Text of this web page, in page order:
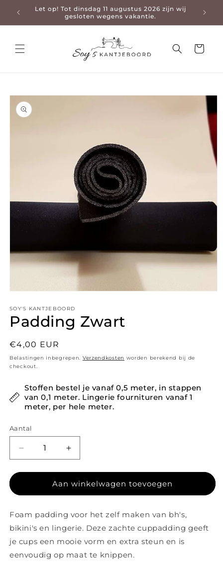
naar de content
Let op! Tot dinsdag 11 augustus 2026 zijn wij
gesloten wegens vakantie.
3-4
productinformatie
SOY'S KANTJEBOORD
Padding Zwart
Normale prijs
€4,00 EUR
Belastingen inbegrepen. Verzendkosten worden berekend bij de
checkout.
Stoffen bestel je vanaf 0,5 meter, in stappen
van 0,1 meter. Lingerie fournituren vanaf 1
meter, per hele meter.
Aantal
Aantal verlagen voor Padding Zwart
Aantal verhogen voor Padding Zwart
Aan winkelwagen toevoegen
Foam padding voor het zelf maken van bh's,
bikini's en lingerie. Deze zachte cuppadding geeft
je cups een mooie vorm en extra steun en is
eenvoudig op maat te knippen.